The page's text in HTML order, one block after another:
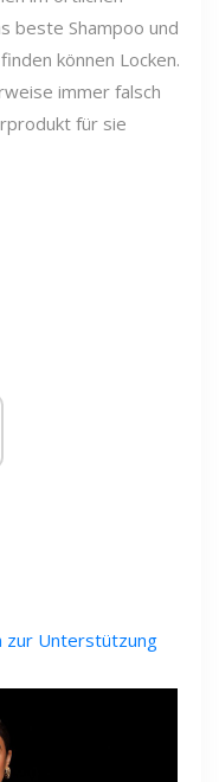
beste Shampoo und
können Locken.
immer falsch
für sie
zur Unterstützung